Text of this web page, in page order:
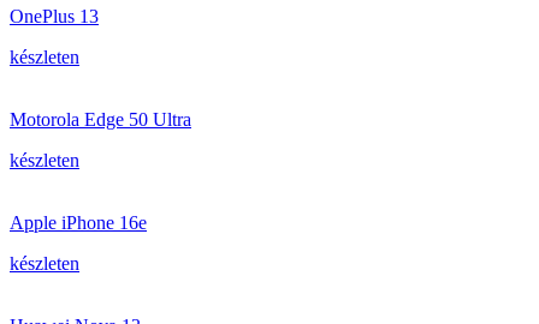
OnePlus 13
készleten
Motorola Edge 50 Ultra
készleten
Apple iPhone 16e
készleten